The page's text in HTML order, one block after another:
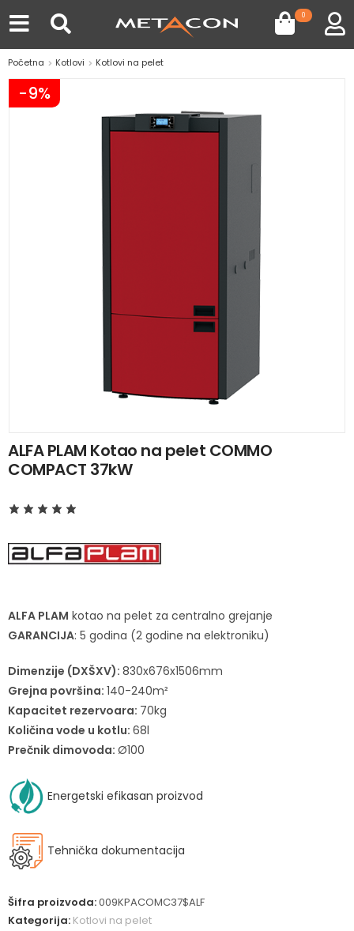
0
Početna Kotlovi Kotlovi na pelet
-9%
ALFA PLAM Kotao na pelet COMMO
COMPACT 37kW
ALFA PLAM kotao na pelet za centralno grejanje
GARANCIJA: 5 godina (2 godine na elektroniku)
Dimenzije (DXŠXV): 830x676x1506mm
Grejna površina: 140-240m²
Kapacitet rezervoara: 70kg
Količina vode u kotlu: 68l
Prečnik dimovoda: Ø100
Energetski efikasan proizvod
Tehnička dokumentacija
Šifra proizvoda:009KPACOMC37$ALF
Kategorija: Kotlovi na pelet